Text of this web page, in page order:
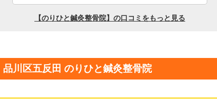
品川区五反田 のりひと鍼灸整骨院